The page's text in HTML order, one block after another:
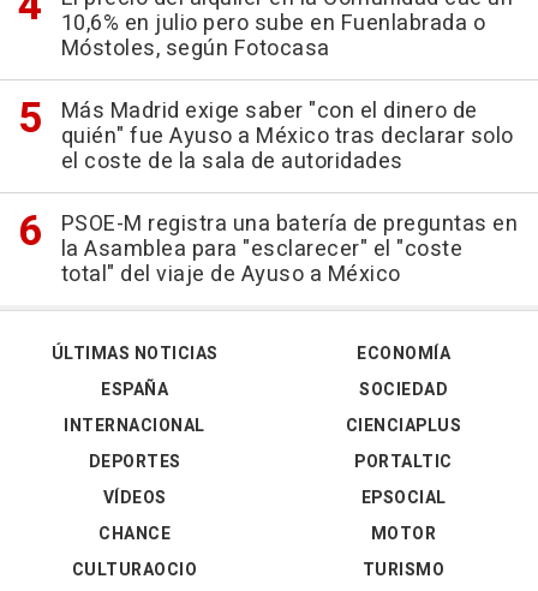
10,6% en julio pero sube en Fuenlabrada o
Móstoles, según Fotocasa
Más Madrid exige saber "con el dinero de
quién" fue Ayuso a México tras declarar solo
el coste de la sala de autoridades
PSOE-M registra una batería de preguntas en
la Asamblea para "esclarecer" el "coste
total" del viaje de Ayuso a México
ÚLTIMAS NOTICIAS
ESPAÑA
INTERNACIONAL
DEPORTES
VÍDEOS
ECONOMÍA
SOCIEDAD
CIENCIAPLUS
PORTALTIC
EPSOCIAL
CHANCE
CULTURAOCIO
MOTOR
TURISMO